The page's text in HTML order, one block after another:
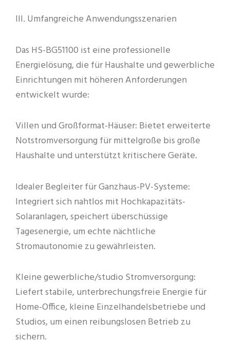
III. Umfangreiche Anwendungsszenarien
Das HS-BG51100 ist eine professionelle
Energielösung, die für Haushalte und gewerbliche
Einrichtungen mit höheren Anforderungen
entwickelt wurde:
Villen und Großformat-Häuser: Bietet erweiterte
Notstromversorgung für mittelgroße bis große
Haushalte und unterstützt kritischere Geräte.
Idealer Begleiter für Ganzhaus-PV-Systeme:
Integriert sich nahtlos mit Hochkapazitäts-
Solaranlagen, speichert überschüssige
Tagesenergie, um echte nächtliche
Stromautonomie zu gewährleisten.
Kleine gewerbliche/studio Stromversorgung:
Liefert stabile, unterbrechungsfreie Energie für
Home-Office, kleine Einzelhandelsbetriebe und
Studios, um einen reibungslosen Betrieb zu
sichern.